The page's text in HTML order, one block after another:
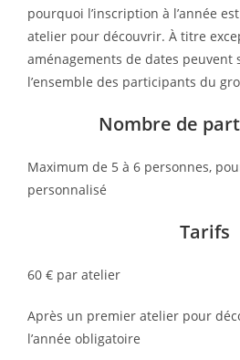
pourquoi l’inscription à l’année
atelier pour découvrir. À titre
aménagements de dates peuvent
l’ensemble des participants du
Nombre de
Maximum de 5 à 6 personnes,
personnalisé
Tarifs
60 € par atelier
Après un premier atelier pour
l’année obligatoire